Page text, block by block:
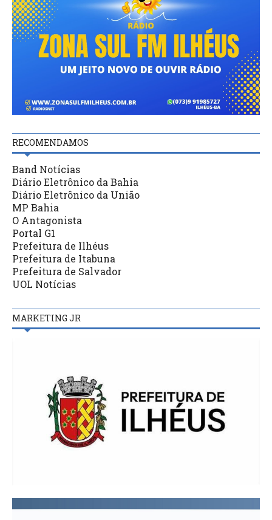
RECOMENDAMOS
Band Notícias
Diário Eletrônico da Bahia
Diário Eletrônico da União
MP Bahia
O Antagonista
Portal G1
Prefeitura de Ilhéus
Prefeitura de Itabuna
Prefeitura de Salvador
UOL Notícias
MARKETING JR